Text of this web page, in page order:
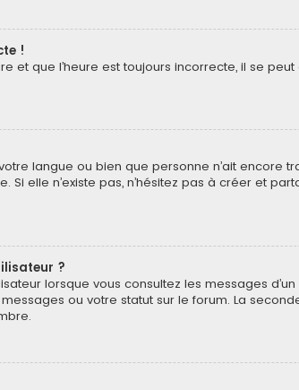
!
que l’heure est toujours incorrecte, il se
langue ou bien que personne n’ait encore
elle n’existe pas, n’hésitez pas à créer et
?
lorsque vous consultez les messages
ou votre statut sur le forum. La